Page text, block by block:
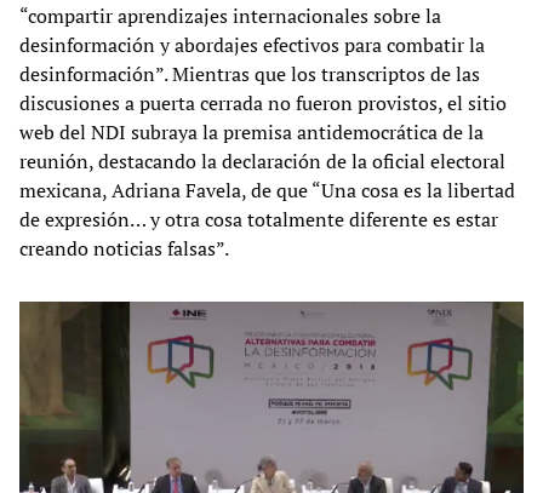
“compartir aprendizajes internacionales sobre la
desinformación y abordajes efectivos para combatir la
desinformación”. Mientras que los transcriptos de las
discusiones a puerta cerrada no fueron provistos, el sitio
web del NDI subraya la premisa antidemocrática de la
reunión, destacando la declaración de la oficial electoral
mexicana, Adriana Favela, de que “Una cosa es la libertad
de expresión… y otra cosa totalmente diferente es estar
creando noticias falsas”.